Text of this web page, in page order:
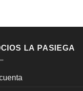
LA PASIEGA